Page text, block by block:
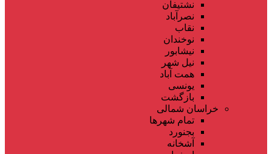
نشتیفان
نصرآباد
نقاب
نوخندان
نیشابور
نیل شهر
همت آباد
یونسی
بازگشت
خراسان شمالی
تمام شهر‌ها
بجنورد
آشخانه